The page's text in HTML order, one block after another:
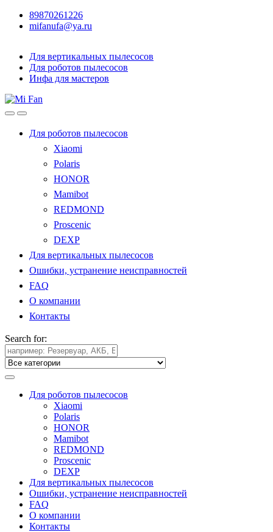
89870261226
mifanufa@ya.ru
Для вертикальных пылесосов
Для роботов пылесосов
Инфа для мастеров
Для роботов пылесосов
Xiaomi
Polaris
HONOR
Mamibot
REDMOND
Proscenic
DEXP
Для вертикальных пылесосов
Ошибки, устранение неисправностей
FAQ
О компании
Контакты
Search for:
Для роботов пылесосов
Xiaomi
Polaris
HONOR
Mamibot
REDMOND
Proscenic
DEXP
Для вертикальных пылесосов
Ошибки, устранение неисправностей
FAQ
О компании
Контакты